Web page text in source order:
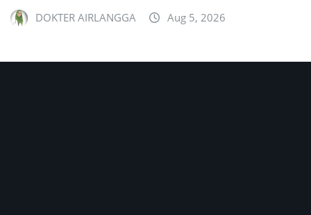
DOKTER AIRLANGGA Aug 5, 2026